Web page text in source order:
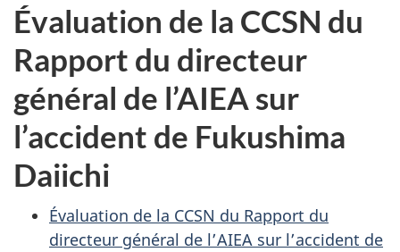
Évaluation de la CCSN du
Rapport du directeur
général de l’AIEA sur
l’accident de Fukushima
Daiichi
Évaluation de la CCSN du Rapport du
directeur général de l’AIEA sur l’accident de